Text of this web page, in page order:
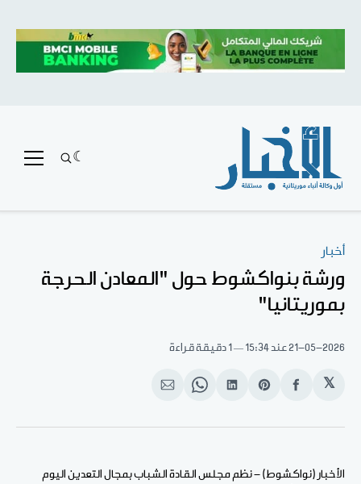
أخبار
ورشة بنواكشوط حول "المعادن الحرجة
بموريتانيا"
21-05-2026عند 15:34 1 دقيقة قراءة
𝕏
انشر
الفيسبوك
Share
Pinterest
انشر
لينكد
Share
WhatsApp
انشر
الإيميل
الأخبار (نواكشوط) - نظم مجلس القادة الشباب بمجال التعدين اليوم